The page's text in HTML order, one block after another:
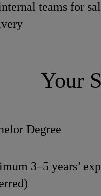
teams for
Your
Degree
3–5 years’